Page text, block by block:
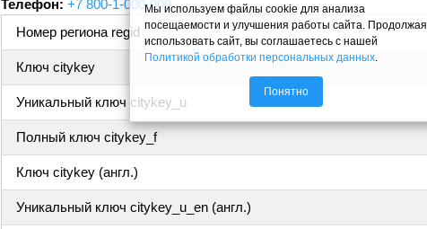
Телефон: +7 800-1-000-000
Номер региона regid
Ключ citykey
Уникальный ключ citykey_u
Полный ключ citykey_f
Ключ citykey (англ.)
Уникальный ключ citykey_u_en (англ.)
Мы используем файлы cookie для анализа
посещаемости и улучшения работы сайта. Продолжая
использовать сайт, вы соглашаетесь с нашей
Политикой обработки персональных данных
Понятно